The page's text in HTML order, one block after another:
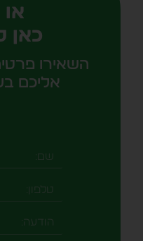
או
כאן
השאירו
אליכם
שם
טלפון
הודעה